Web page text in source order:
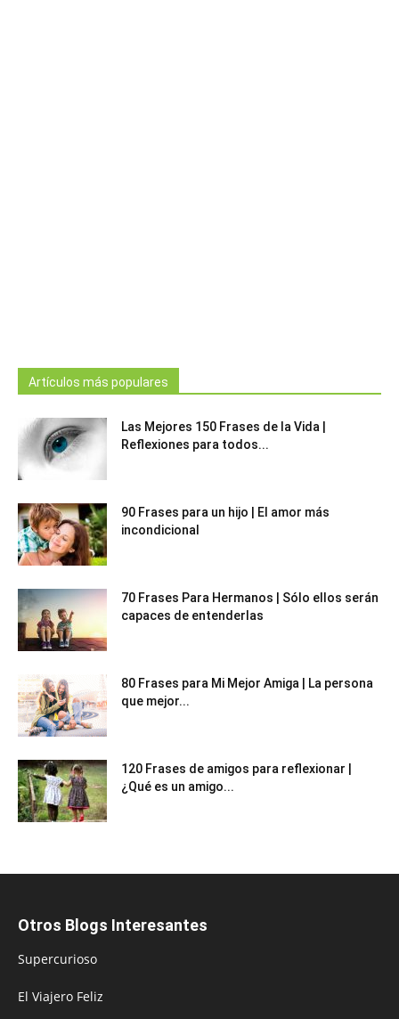
Artículos más populares
Las Mejores 150 Frases de la Vida |
Reflexiones para todos...
90 Frases para un hijo | El amor más
incondicional
70 Frases Para Hermanos | Sólo ellos serán
capaces de entenderlas
80 Frases para Mi Mejor Amiga | La persona
que mejor...
120 Frases de amigos para reflexionar |
¿Qué es un amigo...
Otros Blogs Interesantes
Supercurioso
El Viajero Feliz